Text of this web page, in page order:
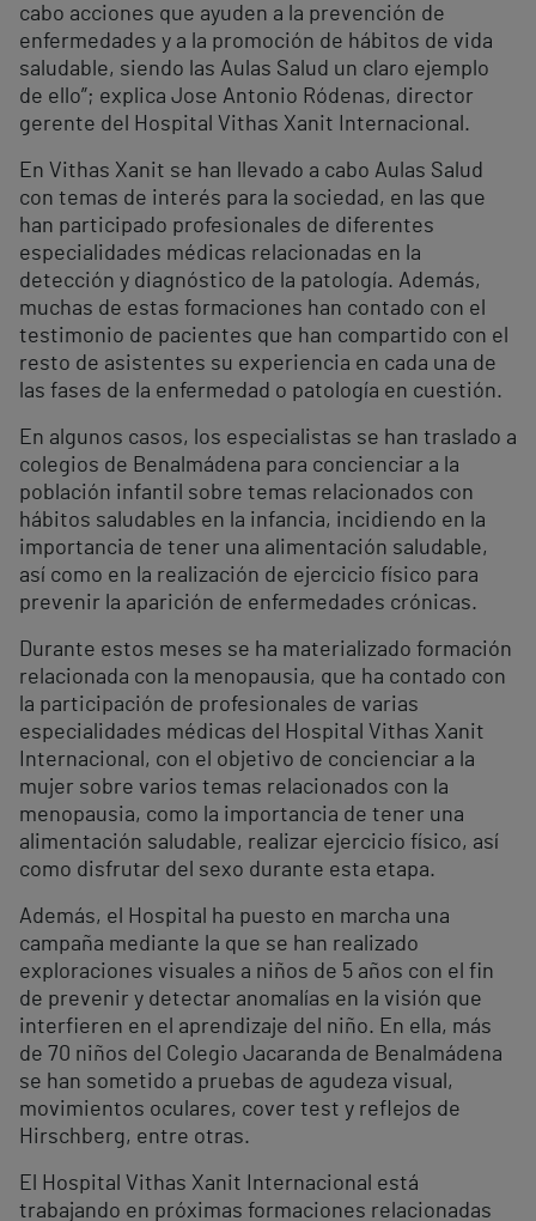
cabo acciones que ayuden a la prevención de
enfermedades y a la promoción de hábitos de vida
saludable, siendo las Aulas Salud un claro ejemplo
de ello”; explica Jose Antonio Ródenas, director
gerente del Hospital Vithas Xanit Internacional.
En Vithas Xanit se han llevado a cabo Aulas Salud
con temas de interés para la sociedad, en las que
han participado profesionales de diferentes
especialidades médicas relacionadas en la
detección y diagnóstico de la patología. Además,
muchas de estas formaciones han contado con el
testimonio de pacientes que han compartido con el
resto de asistentes su experiencia en cada una de
las fases de la enfermedad o patología en cuestión.
En algunos casos, los especialistas se han traslado a
colegios de Benalmádena para concienciar a la
población infantil sobre temas relacionados con
hábitos saludables en la infancia, incidiendo en la
importancia de tener una alimentación saludable,
así como en la realización de ejercicio físico para
prevenir la aparición de enfermedades crónicas.
Durante estos meses se ha materializado formación
relacionada con la menopausia, que ha contado con
la participación de profesionales de varias
especialidades médicas del Hospital Vithas Xanit
Internacional, con el objetivo de concienciar a la
mujer sobre varios temas relacionados con la
menopausia, como la importancia de tener una
alimentación saludable, realizar ejercicio físico, así
como disfrutar del sexo durante esta etapa.
Además, el Hospital ha puesto en marcha una
campaña mediante la que se han realizado
exploraciones visuales a niños de 5 años con el fin
de prevenir y detectar anomalías en la visión que
interfieren en el aprendizaje del niño. En ella, más
de 70 niños del Colegio Jacaranda de Benalmádena
se han sometido a pruebas de agudeza visual,
movimientos oculares, cover test y reflejos de
Hirschberg, entre otras.
El Hospital Vithas Xanit Internacional está
trabajando en próximas formaciones relacionadas